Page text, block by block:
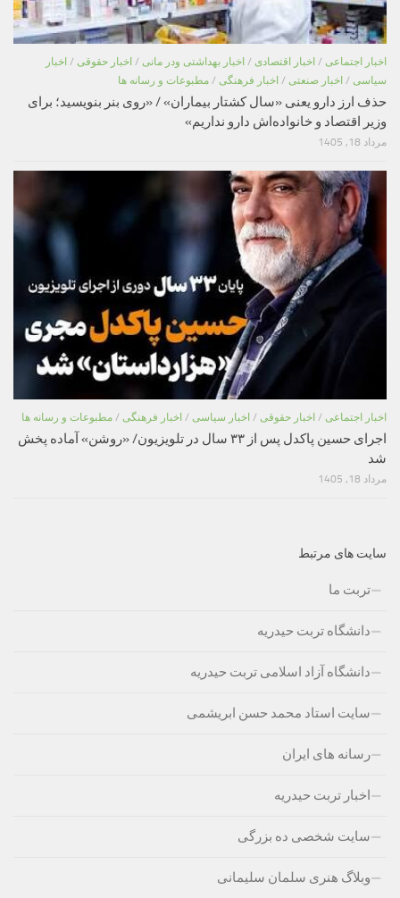
اخبار اجتماعی / اخبار اقتصادی / اخبار بهداشتی ودر مانی / اخبار حقوقی / اخبار
سیاسی / اخبار صنعتی / اخبار فرهنگی / مطبوعات و رسانه ها
حذف ارز دارو یعنی «سال کشتار بیماران» / «روی بنر بنویسید؛ برای
وزیر اقتصاد و خانواده‌اش دارو نداریم»
مرداد 18, 1405
اخبار اجتماعی / اخبار حقوقی / اخبار سیاسی / اخبار فرهنگی / مطبوعات و رسانه ها
اجرای حسین پاکدل پس از ۳۳ سال در تلویزیون/ «روشن» آماده پخش
شد
مرداد 18, 1405
سایت های مرتبط
تربت ما
دانشگاه تربت حیدریه
دانشگاه آزاد اسلامی تربت حیدریه
سایت استاد محمد حسن ابریشمی
رسانه های ایران
اخبار تربت حیدریه
سایت شخصی ده بزرگی
وبلاگ هنری سلمان سلیمانی